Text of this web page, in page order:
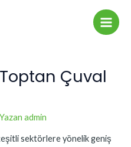
Main
Çuval
admin
sektörlere yönelik geniş